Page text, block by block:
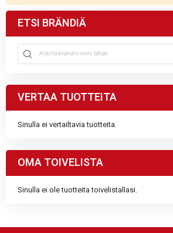
ETSI BRÄNDIÄ
VERTAA TUOTTEITA
Sinulla ei vertailtavia tuotteita.
OMA TOIVELISTA
Sinulla ei ole tuotteita toivelistallasi.